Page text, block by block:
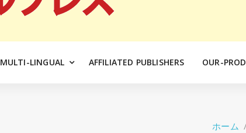
MULTI-LINGUAL AFFILIATED PUBLISHERS OUR-
ホーム /